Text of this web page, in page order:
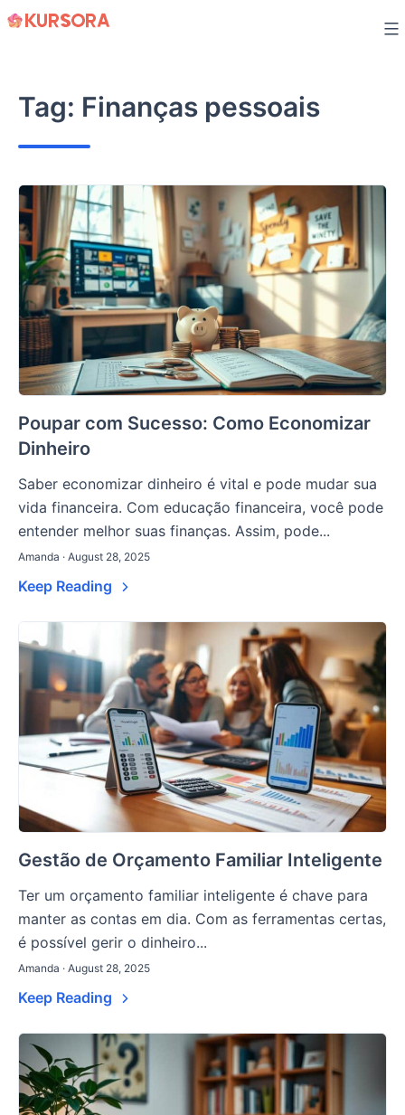
Skip
Tag: Finanças pessoais
Poupar com Sucesso: Como Economizar
Dinheiro
Saber economizar dinheiro é vital e pode mudar sua
vida financeira. Com educação financeira, você pode
entender melhor suas finanças. Assim, pode...
Amanda · August 28, 2025
Keep Reading
Gestão de Orçamento Familiar Inteligente
Ter um orçamento familiar inteligente é chave para
manter as contas em dia. Com as ferramentas certas,
é possível gerir o dinheiro...
Amanda · August 28, 2025
Keep Reading